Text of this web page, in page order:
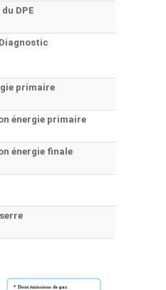
DPE
primaire
énergie primaire
énergie finale